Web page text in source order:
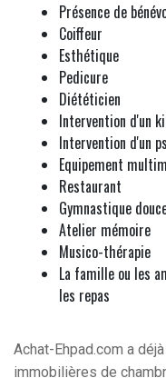
Présence de
Coiffeur
Esthétique
Pedicure
Diététicien
Intervention d'un
Intervention d'un
Equipement
Restaurant
Gymnastique
Atelier mémoire
Musico-thérapie
La famille ou les
les repas
Achat-Ehpad.com a
immobilières de